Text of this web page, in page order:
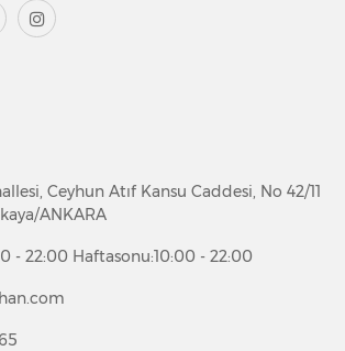
Ceyhun Atıf Kansu Caddesi, No 42/11
ANKARA
- 22:00 Haftasonu:10:00 - 22:00